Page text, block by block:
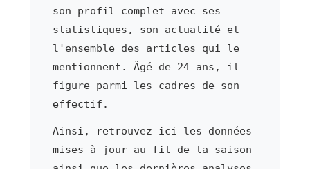
son profil complet avec ses
statistiques, son actualité et
l'ensemble des articles qui le
mentionnent. Âgé de 24 ans, il
figure parmi les cadres de son
effectif.
Ainsi, retrouvez ici les données
mises à jour au fil de la saison